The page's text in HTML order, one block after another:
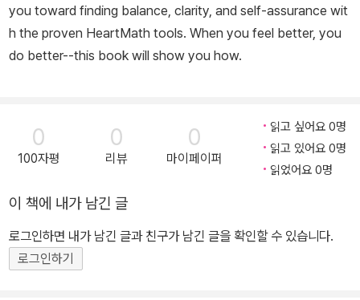
you toward finding balance, clarity, and self-assurance wit
h the proven HeartMath tools. When you feel better, you
do better--this book will show you how.
0
100자평
0
리뷰
0
마이페이퍼
읽고 싶어요 0명
읽고 있어요 0명
읽었어요 0명
이 책에 내가 남긴 글
로그인하면 내가 남긴 글과 친구가 남긴 글을 확인할 수 있습니다.
로그인하기